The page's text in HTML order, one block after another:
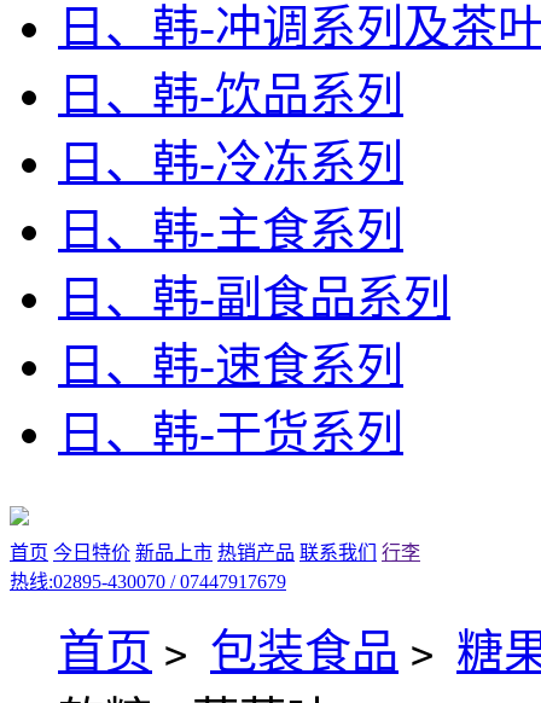
日、韩-冲调系列及茶
日、韩-饮品系列
日、韩-冷冻系列
日、韩-主食系列
日、韩-副食品系列
日、韩-速食系列
日、韩-干货系列
首页 今日特价 新品上市 热销产品 联系我们
行李
热线:02895-430070 / 07447917679
首页 > 包装食品 > 糖